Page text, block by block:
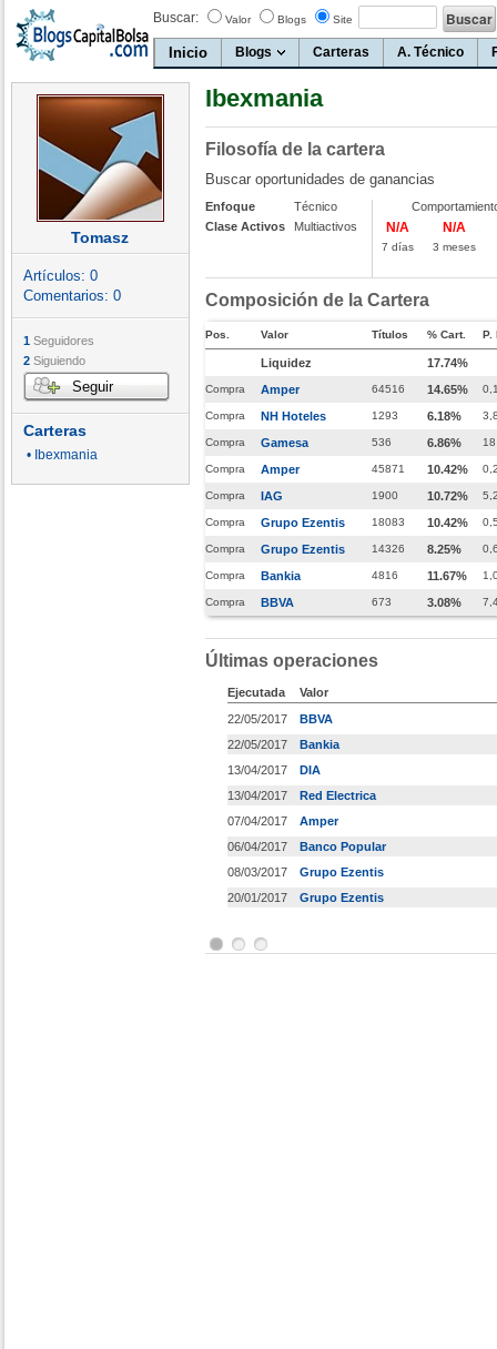
Buscar: Valor Blogs Site
Inicio Blogs Carteras A. Técnico
Tomasz
Artículos: 0
Comentarios: 0
1 Seguidores
2 Siguiendo
Seguir
Carteras
• Ibexmania
Ibexmania
Filosofía de la cartera
Buscar oportunidades de ganancias
Enfoque
Técnico
Clase Activos
Multiactivos N/A
7 días
N/A
3 meses
Composición de la Cartera
Pos. Valor Títulos % Cart. P.
Liquidez 17.74%
Compra Amper 64516 14.65%
Compra NH Hoteles 1293 6.18%
Compra Gamesa 536 6.86%
Compra Amper 45871 10.42%
Compra IAG 1900 10.72%
Compra Grupo Ezentis 18083 10.42%
Compra Grupo Ezentis 14326 8.25%
Compra Bankia 4816 11.67%
Compra BBVA 673 3.08%
Últimas operaciones
Ejecutada
Valor
22/05/2017
BBVA
22/05/2017
Bankia
13/04/2017
DIA
13/04/2017
Red Electrica
07/04/2017
Amper
06/04/2017
Banco Popular
08/03/2017
Grupo Ezentis
20/01/2017
Grupo Ezentis